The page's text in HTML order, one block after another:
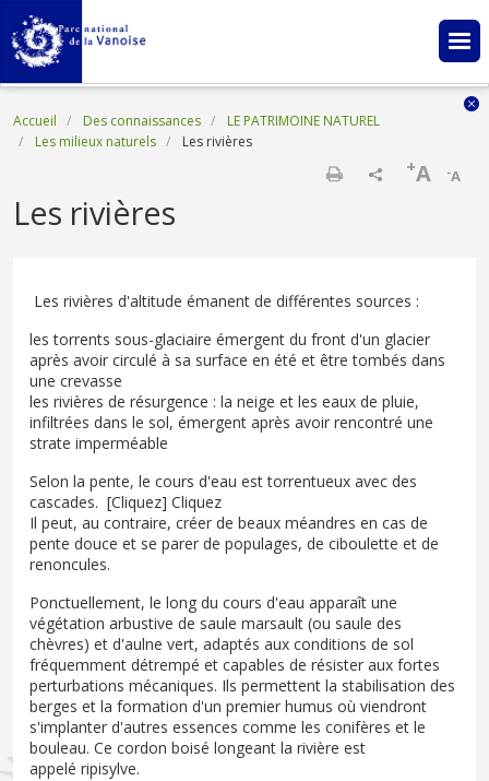
Aller au contenu principal
Fil d'Ariane
Accueil Des connaissances
LE PATRIMOINE NATUREL
Les milieux naturels
Les rivières
-A
+A
Les rivières
Les rivières d'altitude émanent de différentes sources :
les torrents sous-glaciaire émergent du front d'un glacier
après avoir circulé à sa surface en été et être tombés dans
une crevasse
les rivières de résurgence : la neige et les eaux de pluie,
infiltrées dans le sol, émergent après avoir rencontré une
strate imperméable
Selon la pente, le cours d'eau est torrentueux avec des
cascades. [Cliquez] Cliquez
Il peut, au contraire, créer de beaux méandres en cas de
pente douce et se parer de populages, de ciboulette et de
renoncules.
Ponctuellement, le long du cours d'eau apparaît une
végétation arbustive de saule marsault (ou saule des
chèvres) et d'aulne vert, adaptés aux conditions de sol
fréquemment détrempé et capables de résister aux fortes
perturbations mécaniques. Ils permettent la stabilisation des
berges et la formation d'un premier humus où viendront
s'implanter d'autres essences comme les conifères et le
bouleau. Ce cordon boisé longeant la rivière est
appelé ripisylve.